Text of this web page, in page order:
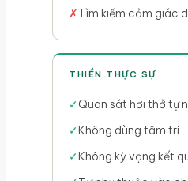
Tìm kiếm cảm giác
THIỀN THỰC SỰ
Quan sát hơi thở tự
Không dùng tâm trí
Không kỳ vọng kết